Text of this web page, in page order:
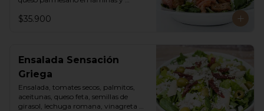
$35.900
Ensalada Sensación
Griega
Ensalada, tomates secos, palmitos,
aceitunas, queso feta, semillas de
girasol, lechuga romana, vinagreta